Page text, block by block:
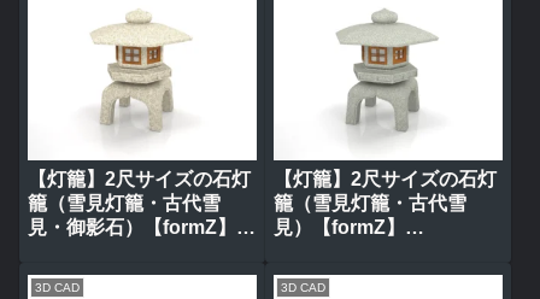
【灯籠】2尺サイズの石灯
籠（雪見灯籠・古代雪
見・御影石）【formZ】
【灯籠】2尺サイズの石灯
籠（雪見灯籠・古代雪
見）【formZ】
3D CAD 3D CAD